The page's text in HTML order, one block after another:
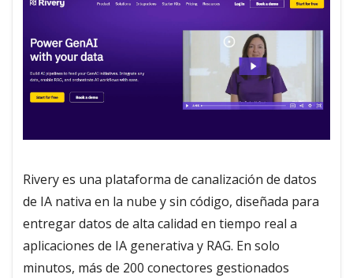
Rivery es una plataforma de canalización de datos
de IA nativa en la nube y sin código, diseñada para
entregar datos de alta calidad en tiempo real a
aplicaciones de IA generativa y RAG. En solo
minutos, más de 200 conectores gestionados